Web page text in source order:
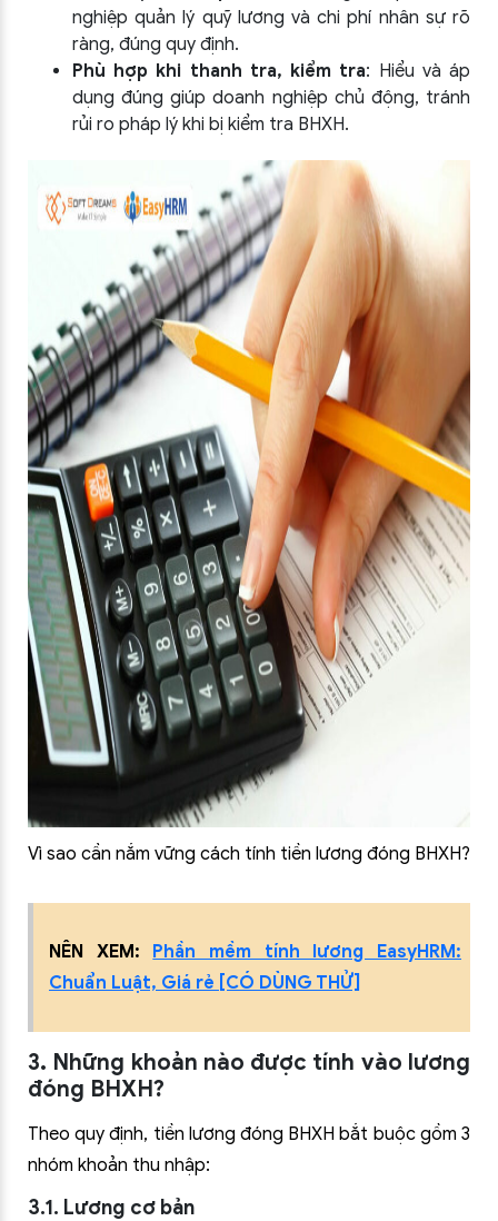
nghiệp quản lý quỹ lương và chi phí nhân sự rõ
ràng, đúng quy định.
Phù hợp khi thanh tra, kiểm tra: Hiểu và áp
dụng đúng giúp doanh nghiệp chủ động, tránh
rủi ro pháp lý khi bị kiểm tra BHXH.
Vì sao cần nắm vững cách tính tiền lương đóng BHXH?
NÊN XEM:
Phần mềm tính lương EasyHRM:
Chuẩn Luật, Giá rẻ [CÓ DÙNG THỬ]
3. Những khoản nào được tính vào lương
đóng BHXH?
Theo quy định, tiền lương đóng BHXH bắt buộc gồm 3
nhóm khoản thu nhập:
3.1. Lương cơ bản